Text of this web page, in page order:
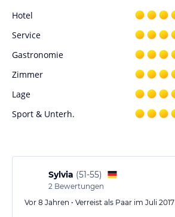
Hotel
Service
Gastronomie
Zimmer
Lage
Sport & Unterh.
Sylvia (51-55)
2 Bewertungen
Vor 8 Jahren • Verreist als Paar im Juli 2017